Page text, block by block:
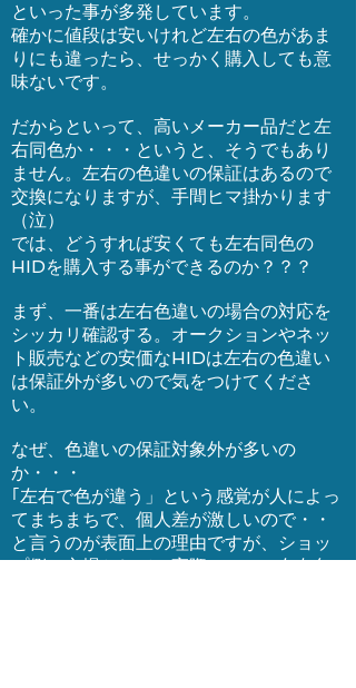
といった事が多発しています。
確かに値段は安いけれど左右の色があま
りにも違ったら、せっかく購入しても意
味ないです。
だからといって、高いメーカー品だと左
右同色か・・・というと、そうでもあり
ません。左右の色違いの保証はあるので
交換になりますが、手間ヒマ掛かります
（泣）
では、どうすれば安くても左右同色の
HIDを購入する事ができるのか？？？
まず、一番は左右色違いの場合の対応を
シッカリ確認する。オークションやネッ
ト販売などの安価なHIDは左右の色違い
は保証外が多いので気をつけてくださ
い。
なぜ、色違いの保証対象外が多いの
か・・・
｢左右で色が違う」という感覚が人によっ
てまちまちで、個人差が激しいので・・
と言うのが表面上の理由ですが、ショッ
プ側の立場として、実際にHIDの左右色